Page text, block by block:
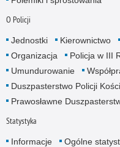
O Policji
Jednostki Kierownictwo
Organizacja
Policja w III
Umundurowanie
Duszpasterstwo Policji
Prawosławne
Statystyka
Informacje Ogólne